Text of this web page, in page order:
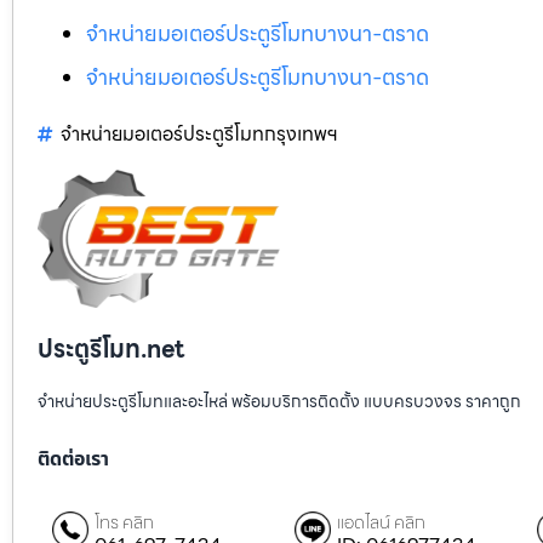
จำหน่ายมอเตอร์ประตูรีโมทบางนา-ตราด
จำหน่ายมอเตอร์ประตูรีโมทบางนา-ตราด
จำหน่ายมอเตอร์ประตูรีโมทกรุงเทพฯ
ประตูรีโมท.net
จำหน่ายประตูรีโมทและอะไหล่ พร้อมบริการติดตั้ง แบบครบวงจร ราคาถูก
ติดต่อเรา
โทร คลิก แอดไลน์ คลิก